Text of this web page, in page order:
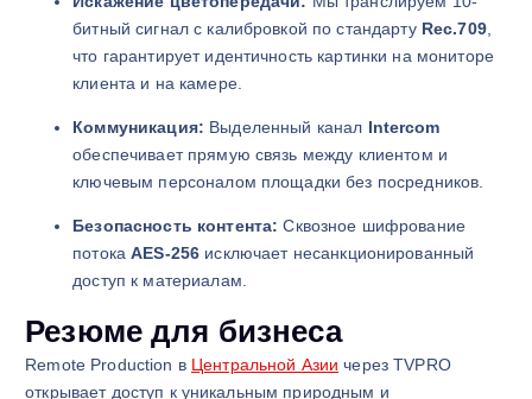
битный сигнал с калибровкой по стандарту Rec.709,
что гарантирует идентичность картинки на мониторе
клиента и на камере.
Коммуникация: Выделенный канал Intercom
обеспечивает прямую связь между клиентом и
ключевым персоналом площадки без посредников.
Безопасность контента: Сквозное шифрование
потокаAES-256 исключает несанкционированный
доступ к материалам.
Резюме для бизнеса
Remote Production в Центральной Азии через TVPRO
открывает доступ к уникальным природным и